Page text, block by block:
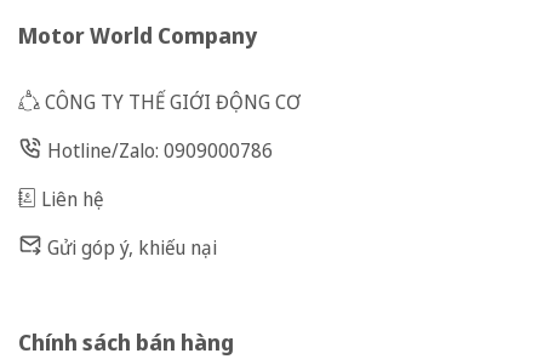
Motor World Company
CÔNG TY THẾ GIỚI ĐỘNG CƠ
Hotline/Zalo: 0909000786
Liên hệ
Gửi góp ý, khiếu nại
Chính sách bán hàng